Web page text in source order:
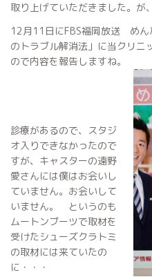
取り上げていただきました。が
12月11日にFBS福岡放送 めん
のトラブル解消法」に当クリニ
ので内容を報告しますね。
診療があるので、スタジ
オ入りできなかったので
すが、キャスターの遠野
愛さんには僕はお会いし
ていません。お会いして
いません。 というのも
ムートンブーツで取材を
受けたシューズクラトミ
の取材には来ていたの
に・・・